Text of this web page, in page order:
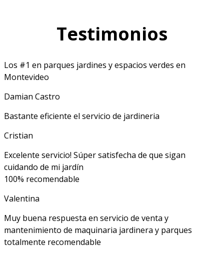
Testimonios
Los #1 en parques jardines y espacios verdes en
Montevideo
Damian Castro
Bastante eficiente el servicio de jardineria
Cristian
Excelente servicio! Súper satisfecha de que sigan
cuidando de mi jardín
100% recomendable
Valentina
Muy buena respuesta en servicio de venta y
mantenimiento de maquinaria jardinera y parques
totalmente recomendable